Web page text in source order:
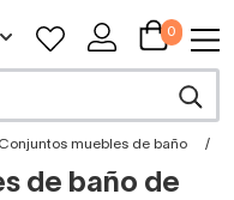
0
Conjuntos muebles de baño
de baño de